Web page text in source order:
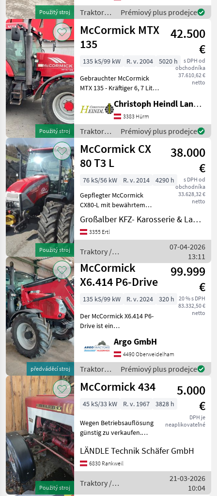
Použitý stroj
2024 gebaut wurde und
sich in einem Top-Zustand
befindet. Mit
Traktory /
McCormick
Prémiový plus prodejce
Použitý stroj
McCormick MTX
135
42.500
€
s DPH od
obchodníka
37.610,62 €
netto
135 kS/99 kW R. v. 2004
5020 h
Gebrauchter McCormick
MTX 135 - Kräftiger 6, 7 Liter
16/12 Gang
Volllastschaltgetriebe -
Powershuttle - EHR - Klima -
Druckluft -
Christoph Heindl Landtechnik GmbH, Inning
3383 Hürm
Traktory /
McCormick
Prémiový plus prodejce
Použitý stroj
McCormick CX
80 T3 L
38.000
€
s DPH od
obchodníka
33.628,32 €
netto
76 kS/56 kW R. v. 2014
4290 h
Gepflegter McCormick
CX80-L mit bewährtem
Janmar 4Zylinder Motor,
bekannt aus dem
Baumaschinensektor für
Zwillingsräder vorne
Zwillingsräder
Großalber KFZ- Karosserie & Landtechnik e.U.
3355 Ertl
Traktory /
McCormick
07-04-2026
13:11
předváděcí stroj
McCormick
X6.414 P6-Drive
99.999
€
20 % s DPH
83.332,50 €
netto
135 kS/99 kW R. v. 2024
320 h
Der McCormick X6.414 P6-
Drive ist ein
Standardtraktor, der
speziell für die vielfältigen
Anforderungen der
modernen Landwirtschaft
entwickelt wurde.
Argo GmbH
4490 Oberweidelham
Traktory /
McCormick
Prémiový plus prodejce
Použitý stroj
McCormick 434
5.000
€
DPH je
neaplikovateľné
45 kS/33 kW R. v. 1967 3828 h
Wegen Betriebsauflösung
günstig zu verkaufen.
Pohon: Zadné koleso,
Stanovište rušňovodiča:
Vodičská kabína, Najvyššia
LÄNDLE Technik Schäfer GmbH
6830 Rankweil
Traktory /
McCormick
21-03-2026
10:04